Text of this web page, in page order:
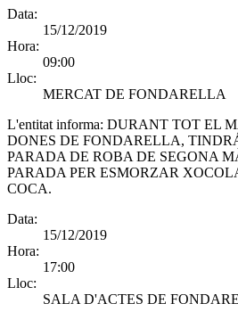
Data:
15/12/2019
Hora:
09:00
Lloc:
MERCAT DE FONDARELLA
L'entitat informa: DURANT TOT EL
DONES DE FONDARELLA,
PARADA DE ROBA DE SEGONA
PARADA PER ESMORZAR
COCA.
Data:
15/12/2019
Hora:
17:00
Lloc:
SALA D'ACTES DE